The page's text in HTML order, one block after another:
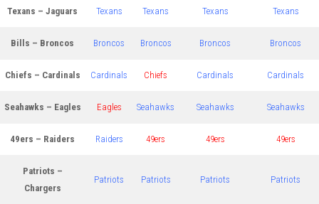
Texans – Jaguars Texans Texans Texans Texans
Bills – Broncos Broncos Broncos Broncos Broncos
Chiefs – Cardinals Cardinals Chiefs Cardinals Cardinals
Seahawks – Eagles Eagles Seahawks Seahawks Seahawks
49ers – Raiders Raiders 49ers 49ers 49ers
Patriots –
Chargers
Patriots Patriots Patriots Patriots